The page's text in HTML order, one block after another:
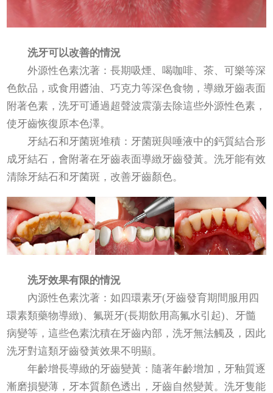
洗牙可以改善的情況
外源性色素沈著：長期吸煙、喝咖啡、茶、可樂等深
色飲品，或食用醬油、巧克力等深色食物，導緻牙齒表面
附著色素，洗牙可通過超聲波震蕩去除這些外源性色素，
使牙齒恢復原本色澤。
牙結石和牙菌斑堆積：牙菌斑與唾液中的鈣質結合形
成牙結石，會附著在牙齒表面導緻牙齒發黃。洗牙能有效
清除牙結石和牙菌斑，改善牙齒顏色。
洗牙效果有限的情況
內源性色素沈著：如四環素牙(牙齒發育期間服用四
環素類藥物導緻)、氟斑牙(長期飲用高氟水引起)、牙髓
病變等，這些色素沈積在牙齒內部，洗牙無法觸及，因此
洗牙對這類牙齒發黃效果不明顯。
年齡增長導緻的牙齒變黃：隨著年齡增加，牙釉質逐
漸磨損變薄，牙本質顏色透出，牙齒自然變黃。洗牙隻能